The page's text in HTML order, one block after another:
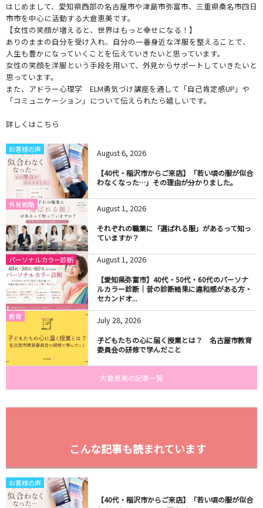
はじめまして、愛知県西部の名古屋市や津島市弥富市、三重県桑名市四日
市市を中心に活動する大倉恵美です。
【女性の笑顔が増えると、世界はもっと幸せになる！】
ありのままの自分を受け入れ、自分の一番身近な洋服を整えることで、
人生も豊かになっていくことを伝えていきたいと思っています。
女性の笑顔を洋服という手段を用いて、外見からサポートしていきたいと
思っています。
また、アドラー心理学 ELM勇気づけ講座を通して「自己肯定感UP」や
「コミュニケーション」について伝えられたら嬉しいです。
詳しくはこちら
お客様の声 August6, 2026
【40代・稲沢市からご来店】「若い頃の服が似合
わなくなった…」その理由が分かりました。
外見戦略 August1, 2026
それぞれの職業に「選ばれる服」があるって知っ
ていますか？
パーソナルカラー診断 August1, 2026
【愛知県弥富市】40代・50代・60代のパーソナ
ルカラー診断｜昔の診断結果に違和感がある方・
セカンドオ...
教育 July28, 2026
子どもたちの心に届く授業とは？ 名古屋市教育
委員会の研修で学んだこと
大倉恵美の記事一覧
こんな記事も読まれています
お客様の声
【40代・稲沢市からご来店】「若い頃の服が似合